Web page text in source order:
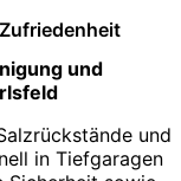
und
und
in Tiefgaragen